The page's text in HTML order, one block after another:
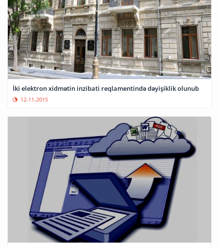
İki elektron xidmətin inzibati reqlamentində dəyişiklik olunub
12-11-2015